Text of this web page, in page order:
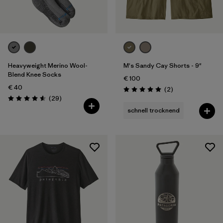
Heavyweight Merino Wool-
Blend Knee Socks
€ 40
Bewertung: 4.6 / 5
(29Rezensionen
)
M's Sandy Cay Shorts - 9"
€ 100
Bewertung: 5.0 / 5
(2Rezensionen
)
schnell trocknend